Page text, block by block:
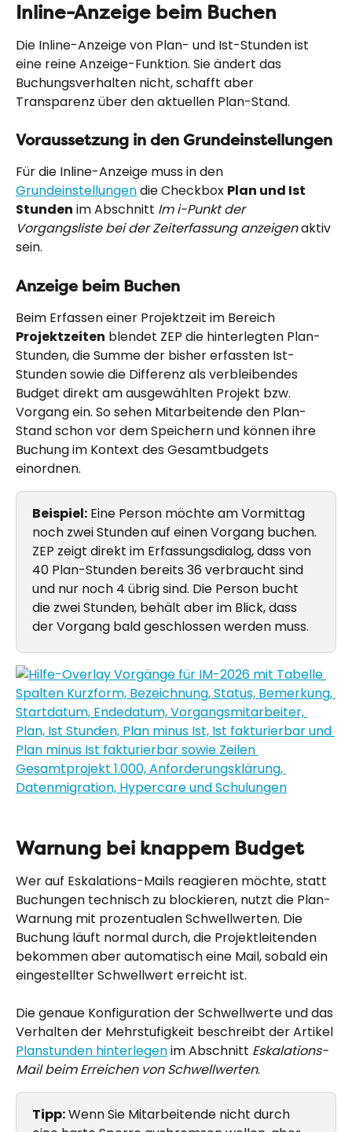
Inline-Anzeige beim Buchen
Die Inline-Anzeige von Plan- und Ist-Stunden ist
eine reine Anzeige-Funktion. Sie ändert das
Buchungsverhalten nicht, schafft aber
Transparenz über den aktuellen Plan-Stand.
Voraussetzung in den Grundeinstellungen
Für die Inline-Anzeige muss in den
Grundeinstellungen die Checkbox Plan und Ist
Stunden im Abschnitt Im i-Punkt der
Vorgangsliste bei der Zeiterfassung anzeigen aktiv
sein.
Anzeige beim Buchen
Beim Erfassen einer Projektzeit im Bereich
Projektzeiten blendet ZEP die hinterlegten Plan-
Stunden, die Summe der bisher erfassten Ist-
Stunden sowie die Differenz als verbleibendes
Budget direkt am ausgewählten Projekt bzw.
Vorgang ein. So sehen Mitarbeitende den Plan-
Stand schon vor dem Speichern und können ihre
Buchung im Kontext des Gesamtbudgets
einordnen.
Beispiel: Eine Person möchte am Vormittag
noch zwei Stunden auf einen Vorgang buchen.
ZEP zeigt direkt im Erfassungsdialog, dass von
40 Plan-Stunden bereits 36 verbraucht sind
und nur noch 4 übrig sind. Die Person bucht
die zwei Stunden, behält aber im Blick, dass
der Vorgang bald geschlossen werden muss.
Warnung bei knappem Budget
Wer auf Eskalations-Mails reagieren möchte, statt
Buchungen technisch zu blockieren, nutzt die Plan-
Warnung mit prozentualen Schwellwerten. Die
Buchung läuft normal durch, die Projektleitenden
bekommen aber automatisch eine Mail, sobald ein
eingestellter Schwellwert erreicht ist.
Die genaue Konfiguration der Schwellwerte und das
Verhalten der Mehrstufigkeit beschreibt der Artikel
Planstunden hinterlegen im Abschnitt Eskalations-
Mail beim Erreichen von Schwellwerten.
Tipp: Wenn Sie Mitarbeitende nicht durch